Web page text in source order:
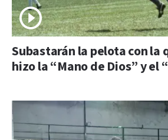
Subastarán la pelota con la
hizo la “Mano de Dios” y el